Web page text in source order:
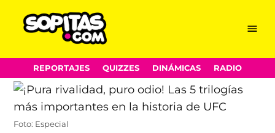
Skip
to
content
Menu
REPORTAJES QUIZZES DINÁMICAS RADIO
Foto: Especial